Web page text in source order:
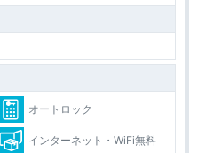
オートロック
インターネット・WiFi無料